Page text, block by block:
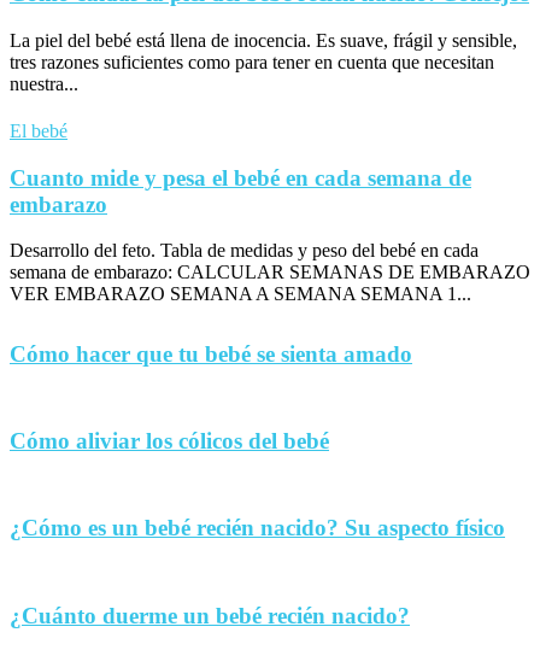
La piel del bebé está llena de inocencia. Es suave, frágil y sensible,
tres razones suficientes como para tener en cuenta que necesitan
nuestra...
El bebé
Cuanto mide y pesa el bebé en cada semana de
embarazo
Desarrollo del feto. Tabla de medidas y peso del bebé en cada
semana de embarazo: CALCULAR SEMANAS DE EMBARAZO
VER EMBARAZO SEMANA A SEMANA SEMANA 1...
Cómo hacer que tu bebé se sienta amado
Cómo aliviar los cólicos del bebé
¿Cómo es un bebé recién nacido? Su aspecto físico
¿Cuánto duerme un bebé recién nacido?